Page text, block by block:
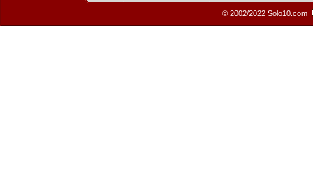
© 2002/2022 Solo10.com